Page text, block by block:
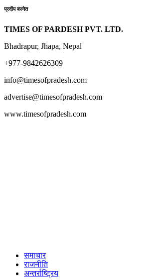
प्रदीप बस्नेत
TIMES OF PARDESH PVT. LTD.
Bhadrapur, Jhapa, Nepal
+977-9842626309
info@timesofpradesh.com
advertise@timesofpradesh.com
www.timesofpradesh.com
समाचार
राजनीति
अन्तर्राष्ट्रिय